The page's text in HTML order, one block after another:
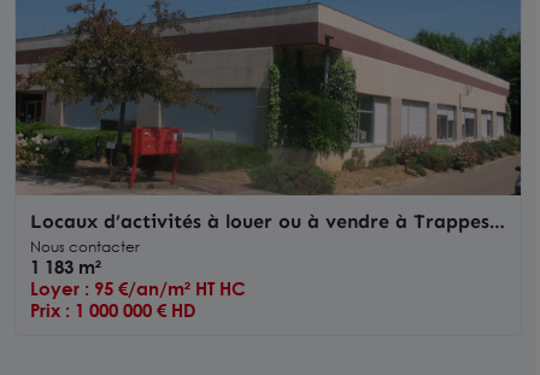
Locaux d’activités à louer ou à vendre à Trappes
accès de plain pied
Nous contacter
1 183 m²
Loyer : 95 €/an/m² HT HC
Prix : 1 000 000 € HD